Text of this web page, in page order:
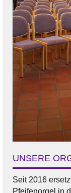
UNSERE
Seit 2016